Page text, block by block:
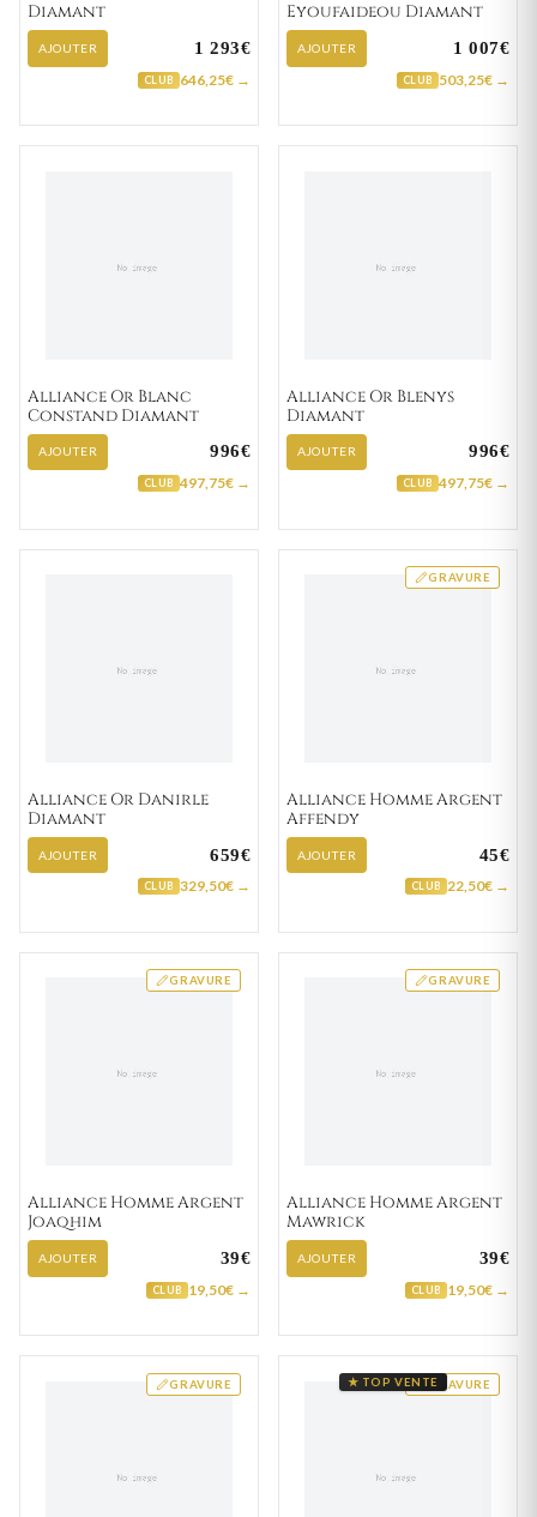
Diamant
AJOUTER 1 293€
CLUB 646,25€ →
Eyoufaideou Diamant
AJOUTER 1 007€
CLUB 503,25€ →
Alliance Or Blanc
Constand Diamant
AJOUTER 996€
CLUB 497,75€ →
Alliance Or Blenys
Diamant
AJOUTER 996€
CLUB 497,75€ →
Alliance Or Danirle
Diamant
AJOUTER 659€
CLUB 329,50€ →
GRAVURE
Alliance Homme Argent
Affendy
AJOUTER 45€
CLUB 22,50€ →
GRAVURE
Alliance Homme Argent
Joaqhim
AJOUTER 39€
CLUB 19,50€ →
GRAVURE
Alliance Homme Argent
Mawrick
AJOUTER 39€
CLUB 19,50€ →
GRAVURE GRAVURE
★ TOP VENTE